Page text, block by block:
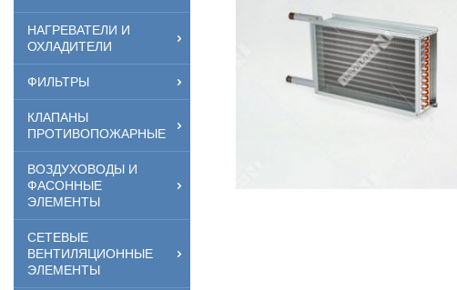
НАГРЕВАТЕЛИ И
ОХЛАДИТЕЛИ
ФИЛЬТРЫ
КЛАПАНЫ
ПРОТИВОПОЖАРНЫЕ
ВОЗДУХОВОДЫ И
ФАСОННЫЕ
ЭЛЕМЕНТЫ
СЕТЕВЫЕ
ВЕНТИЛЯЦИОННЫЕ
ЭЛЕМЕНТЫ